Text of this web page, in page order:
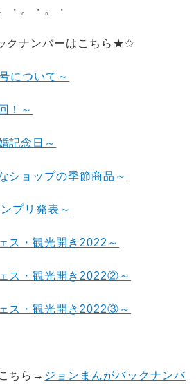
・。・。・
クナンバーはこちら★✩
について～
！～
記念日～
ショップの季節商品～
プリ発表～
ス・観光開き2022～
ス・観光開き2022②～
ス・観光開き2022③～
ちら→ ジョンまんがバックナンバ